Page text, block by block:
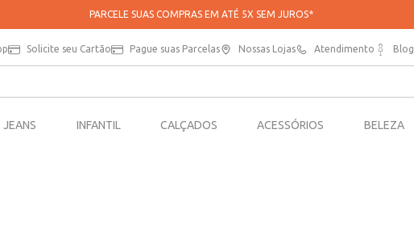
PARCELE SUAS COMPRAS EM ATÉ 5X SEM JUROS*
Solicite seu Cartão Pague suas Parcelas Nossas Lojas Atendimento Blog
JEANS INFANTIL CALÇADOS ACESSÓRIOS BELEZA